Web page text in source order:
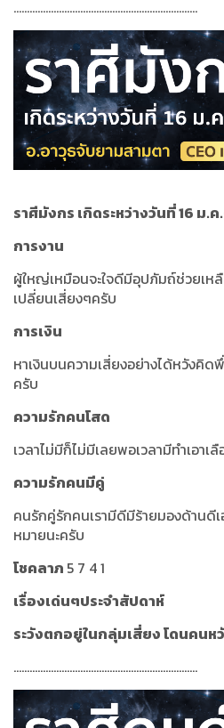
.....................................................................
ราศีมังกร เกิดระหว่างวันที่ 16 ม.ค
การงาน
ผู้ใหญ่เหมือนจะใจดีมีอุปภัมถ์ช่วยเห
เปลี่ยนเสี่ยงๆครับ
การเงิน
หาเงินบนความเสี่ยงอย่างได้หวังคิด
ครับ
ความรักคนโสด
เวลาไม่มีก็ไม่มีเลยพอเวลามีทำเอา
ความรักคนมีคู่
คนรักคู่รักคนเรามีดีมีร้ายมองด้านดี
หมายนะครับ
โชคลาภ 5 7 4 1
เรื่องเด่นๆประจำสัปดาห์
ระวังตกอยู่ในกลุ่มเสี่ยง โดนคนห
.....................................................................